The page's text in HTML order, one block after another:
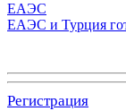
ЕАЭС
ЕАЭС и Турция
Регистрация